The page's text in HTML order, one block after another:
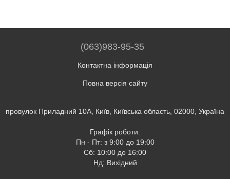
(063)983-95-35
Контактна інформація
Повна версія сайту
провулок Приладний 10А, Київ, Київська область, 02000, Україна
Графік роботи:
Пн - Пт: з 9:00 до 19:00
Сб: 10:00 до 16:00
Нд: Вихідний